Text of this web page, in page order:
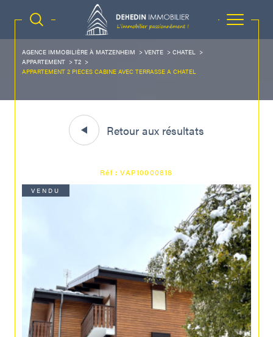
AGENCE IMMOBILIÈRE À MATZENHEIM VENTE
CHATEL
APPARTEMENT
T2
APPARTEMENT 2 PIECES CABINE AVEC TERRASSE A CHATEL
Retour aux résultats
Réf : VAP10000818
VENDU